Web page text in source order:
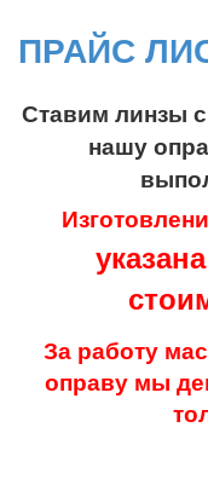
ПРАЙС
Ставим линзы
нашу
За работу
оправу мы